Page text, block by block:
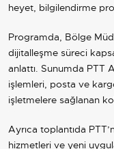
heyet, bilgilendirme
Programda, Bölge
dijitalleşme süreci
anlattı. Sunumda PTT
işlemleri, posta ve
işletmelere sağlanan
Ayrıca toplantıda
hizmetleri ve yeni